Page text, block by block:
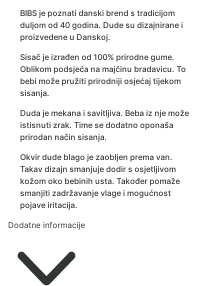
BIBS je poznati danski brend s tradicijom
duljom od 40 godina. Dude su dizajnirane i
proizvedene u Danskoj.
Sisač je izrađen od 100% prirodne gume.
Oblikom podsjeća na majčinu bradavicu. To
bebi može pružiti prirodniji osjećaj tijekom
sisanja.
Duda je mekana i savitljiva. Beba iz nje može
istisnuti zrak. Time se dodatno oponaša
prirodan način sisanja.
Okvir dude blago je zaobljen prema van.
Takav dizajn smanjuje dodir s osjetljivom
kožom oko bebinih usta. Također pomaže
smanjiti zadržavanje vlage i mogućnost
pojave iritacija.
Dodatne informacije